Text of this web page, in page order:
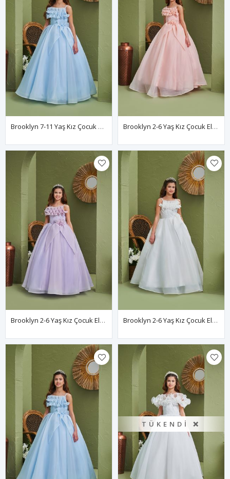
Brooklyn 7-11 Yaş Kız Çocuk Elbise 30169 Bebe Mavi Brooklyn 2-6 Yaş Kız Çocuk Elbise 20169 Somon
Brooklyn 2-6 Yaş Kız Çocuk Elbise 20169 Lila Brooklyn 2-6 Yaş Kız Çocuk Elbise 20169 Kırık Beyaz
TÜKENDI ❌